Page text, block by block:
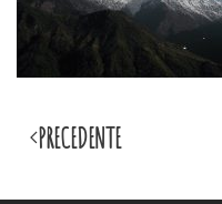
PRECEDENTE